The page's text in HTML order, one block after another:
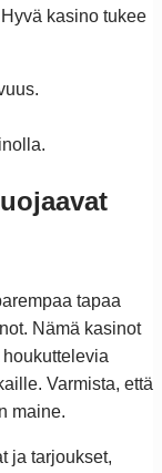
kasino tukee
tapaa
Nämä kasinot
Varmista, että
maine.
ja tarjoukset,